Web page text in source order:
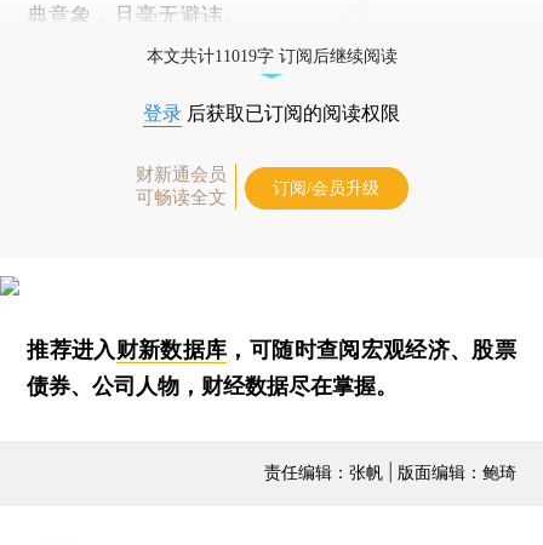
典意象，且毫无避讳。
本文共计11019字 订阅后继续阅读
登录 后获取已订阅的阅读权限
财新通会员
可畅读全文
订阅/会员升级
推荐进入财新数据库 ，可随时查阅宏观经济、股票
债券、公司人物，财经数据尽在掌握。
责任编辑：张帆 | 版面编辑：鲍琦